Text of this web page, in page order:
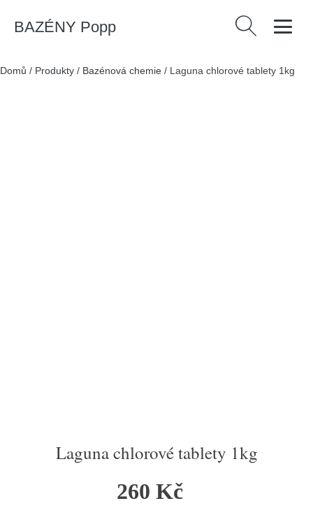
BAZÉNY Popp Vyhledávání
Domů / Produkty / Bazénová chemie / Laguna chlorové tablety 1kg
Laguna chlorové tablety 1kg
260 Kč